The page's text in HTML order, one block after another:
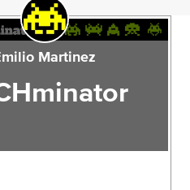
Martinez